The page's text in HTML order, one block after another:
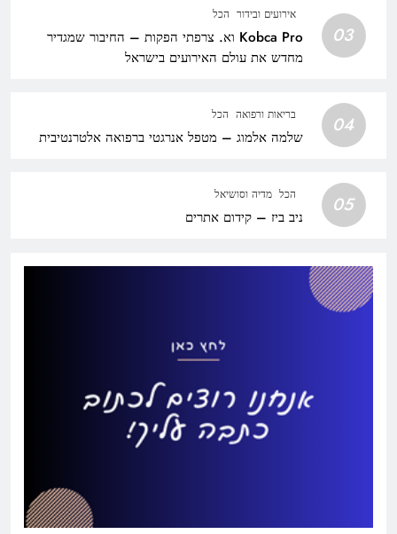
03
אירועים ובידור הכל
Kobca Pro וא. צרפתי הפקות – החיבור שמגדיר
מחדש את עולם האירועים בישראל
04 בריאות ורפואה הכל
שלמה אלמוג – מטפל אנרגטי ברפואה אלטרנטיבית
05 הכל מדיה וסושיאל
ניב ביז – קידום אתרים